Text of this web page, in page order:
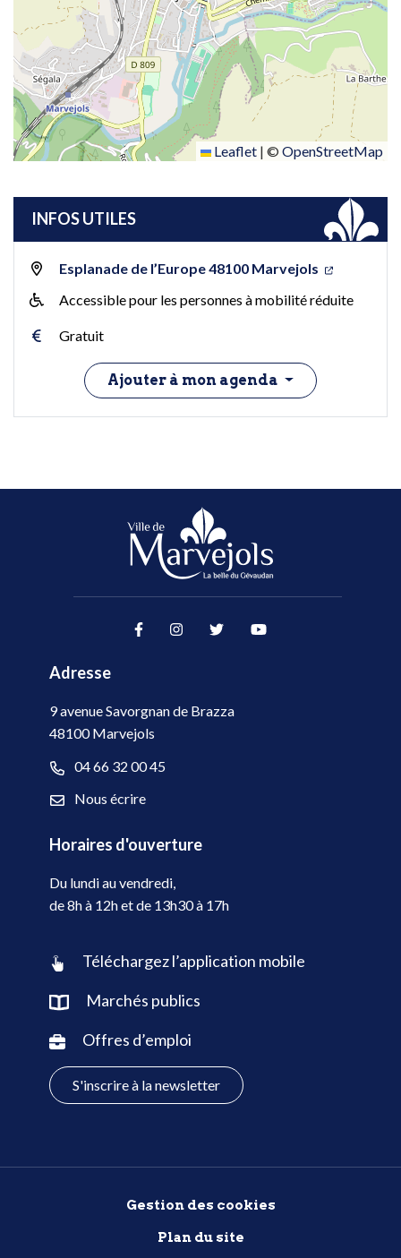
Leaflet | © OpenStreetMap
INFOS UTILES
Esplanade de l’Europe 48100 Marvejols
Accessible pour les personnes à mobilité réduite
Gratuit
Ajouter à mon agenda
Lien vers le compte Facebook
Lien vers le compte
Lien vers le compte
Lien vers la
Adresse
9 avenue Savorgnan de Brazza
48100 Marvejols
04 66 32 00 45
Nous écrire
Horaires d'ouverture
Du lundi au vendredi,
de 8h à 12h et de 13h30 à 17h
Téléchargez l’application mobile
Marchés publics
Offres d’emploi
S'inscrire à la newsletter
Gestion des cookies
Plan du site